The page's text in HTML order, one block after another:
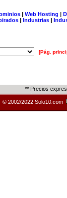
| Web Hosting |
| Industrias |
[Pág.
** Precios
© 2002/2022 Solo10.com